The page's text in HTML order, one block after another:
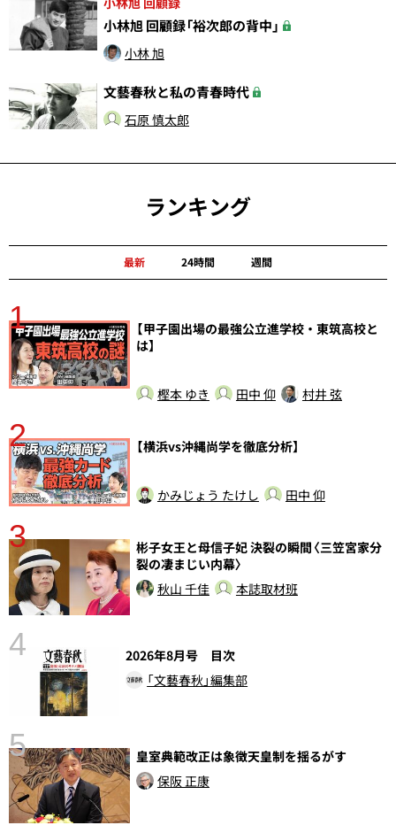
小林旭 回顧録「裕次郎の背中」
小林 旭
文藝春秋と私の青春時代
石原 慎太郎
ランキング
最新 24時間 週間
1
【甲子園出場の最強公立進学校・東筑高校と
は】
樫本 ゆき 田中 仰 村井 弦
2 【横浜vs沖縄尚学を徹底分析】
かみじょう たけし 田中 仰
3
彬子女王と母信子妃 決裂の瞬間〈三笠宮家分
裂の凄まじい内幕〉
秋山 千佳
本誌取材班
4
2026年8月号 目次
「文藝春秋」編集部
5
皇室典範改正は象徴天皇制を揺るがす
保阪 正康